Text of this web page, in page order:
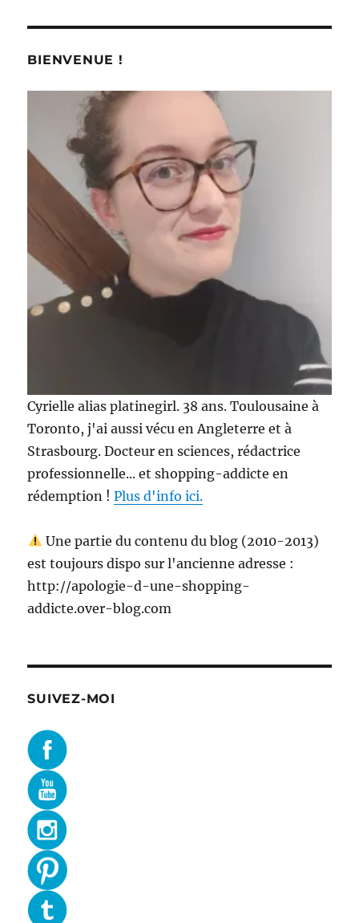
BIENVENUE !
Cyrielle alias platinegirl. 38 ans. Toulousaine à
Toronto, j'ai aussi vécu en Angleterre et à
Strasbourg. Docteur en sciences, rédactrice
professionnelle... et shopping-addicte en
rédemption !Plus d'info ici.
Une partie du contenu du blog (2010-2013)
est toujours dispo sur l'ancienne adresse :
http://apologie-d-une-shopping-
addicte.over-blog.com
SUIVEZ-MOI